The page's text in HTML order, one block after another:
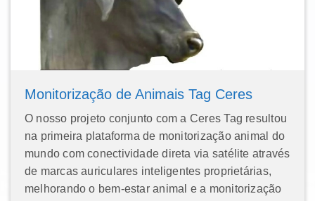
Monitorização de Animais Tag Ceres
O nosso projeto conjunto com a Ceres Tag resultou
na primeira plataforma de monitorização animal do
mundo com conectividade direta via satélite através
de marcas auriculares inteligentes proprietárias,
melhorando o bem-estar animal e a monitorização